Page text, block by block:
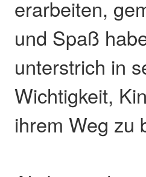
erarbeiten,
und Spaß
unterstrich in
Wichtigkeit,
ihrem Weg zu